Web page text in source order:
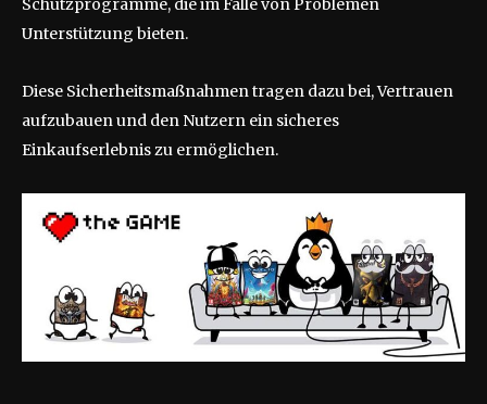
Schutzprogramme, die im Falle von Problemen
Unterstützung bieten.
Diese Sicherheitsmaßnahmen tragen dazu bei, Vertrauen
aufzubauen und den Nutzern ein sicheres
Einkaufserlebnis zu ermöglichen.